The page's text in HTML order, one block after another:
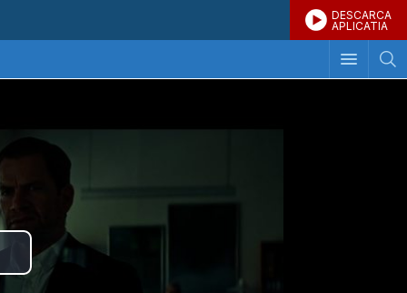
DESCARCA
APLICATIA